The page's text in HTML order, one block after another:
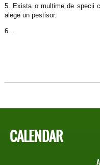
5. Exista o multime de specii
alege un pestisor.
6...
CALENDAR